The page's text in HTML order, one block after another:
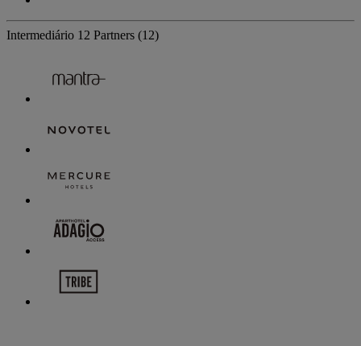
Intermediário 12 Partners (12)